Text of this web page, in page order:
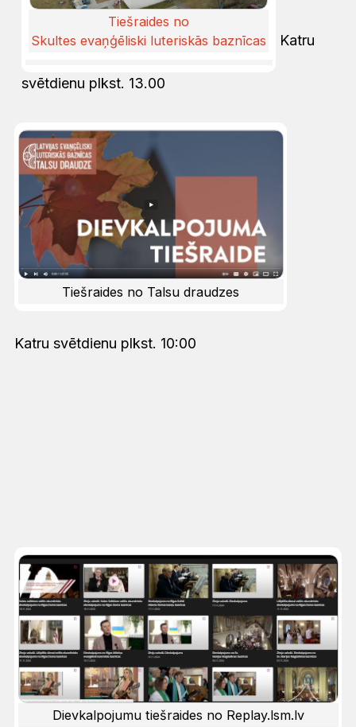
Tiešraides no
Skultes evaņģēliski luteriskās baznīcas
Katru
svētdienu plkst. 13.00
Tiešraides no Talsu draudzes
Katru svētdienu plkst. 10:00
Dievkalpojumu tiešraides no Replay.lsm.lv